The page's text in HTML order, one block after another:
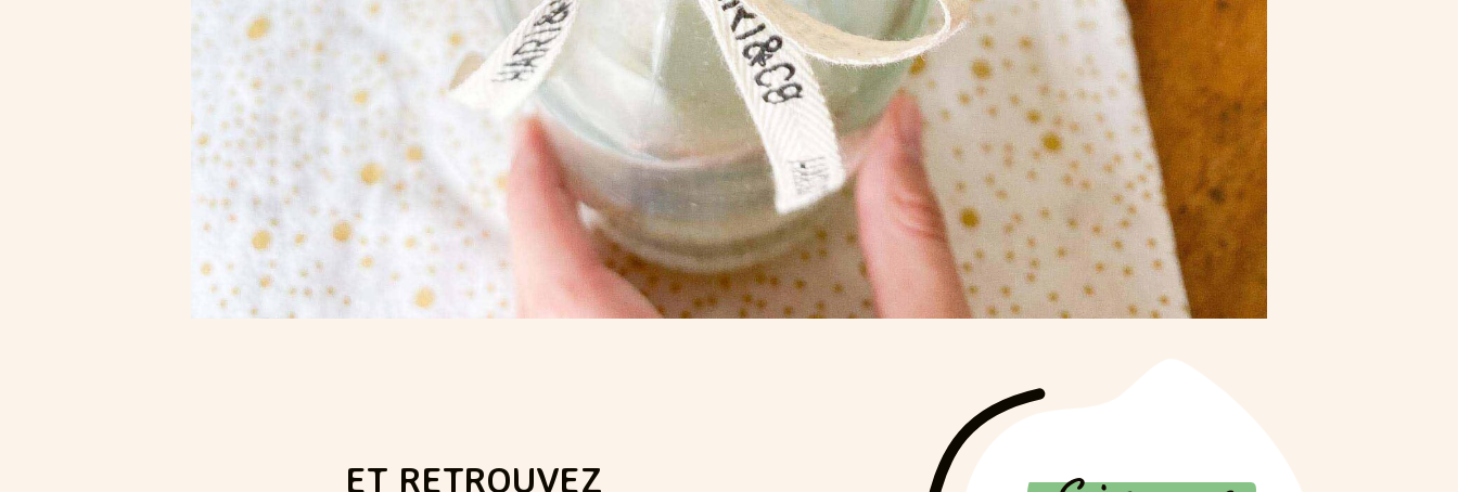
ET RETROUVEZ